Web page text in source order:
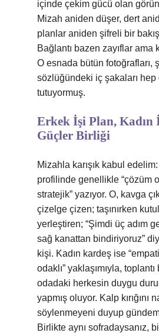
içinde çekim gücü olan
Mizah aniden düşer, dert
planlar aniden şifreli bir
Bağlantı bazen zayıflar ama
O esnada bütün fotoğrafları,
sözlüğündeki iç şakaları hep
tutuyormuş.
Erkek İşi Plan, Kadın
Güçler Birliği
Mizahla karışık kabul
profilinde genellikle “çözüm
stratejik” yazıyor. O, kavga
çizelge çizen; taşınırken
yerleştiren; “Şimdi üç adım
sağ kanattan bindiriyoruz”
kişi. Kadın kardeş ise
odaklı” yaklaşımıyla,
odadaki herkesin duygu
yapmış oluyor. Kalp kırığını
söylenmeyeni duyup
Birlikte aynı sofradaysanız,